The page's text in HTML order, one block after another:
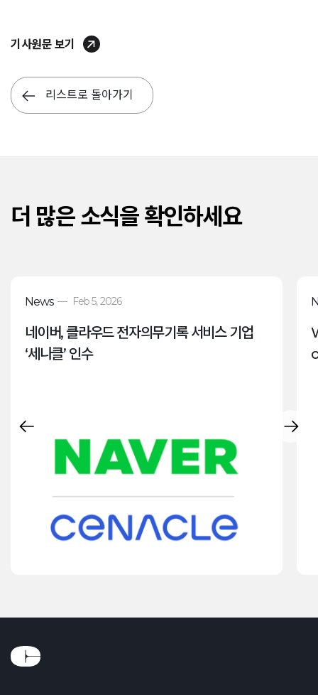
기사원문 보기
리스트로 돌아가기
더 많은 소식을 확인하세요
News — Feb 5, 2026
네이버, 클라우드 전자의무기록 서비스 기업
‘세나클’ 인수